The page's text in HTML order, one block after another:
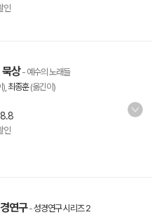
인
상- 예수의 노래들
최종훈(옮긴이)
8.8
인
연구-성경연구 시리즈 2